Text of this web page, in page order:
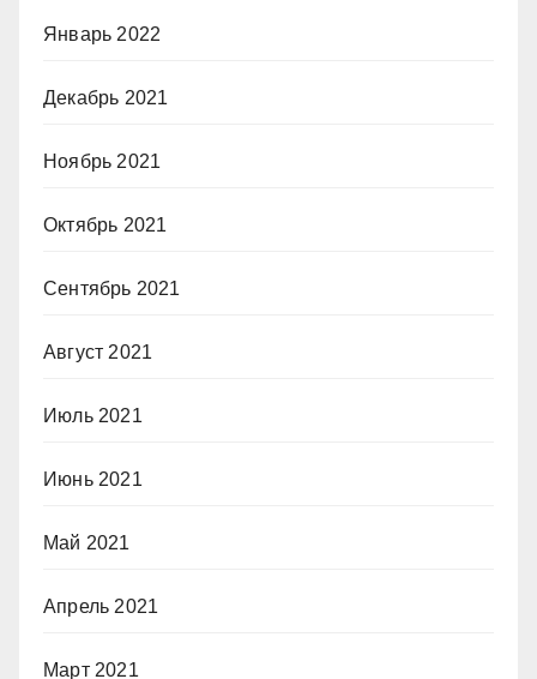
Январь 2022
Декабрь 2021
Ноябрь 2021
Октябрь 2021
Сентябрь 2021
Август 2021
Июль 2021
Июнь 2021
Май 2021
Апрель 2021
Март 2021